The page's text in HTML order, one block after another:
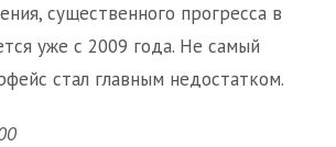
существенного прогресса в
уже с 2009 года. Не самый
стал главным недостатком.